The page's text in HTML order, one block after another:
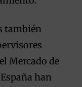
también
Mercado de
han